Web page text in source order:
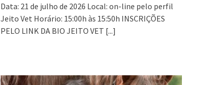
Data: 21 de julho de 2026 Local: on-line pelo perfil
Jeito Vet Horário: 15:00h às 15:50h INSCRIÇÕES
PELO LINK DA BIO JEITO VET [...]